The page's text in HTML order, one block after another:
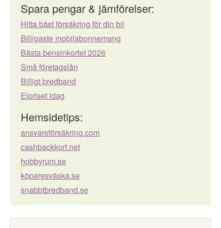
Spara pengar & jämförelser:
Hitta bäst försäkring för din bil
Billigaste mobilabonnemang
Bästa bensinkortet 2026
Små företagslån
Billigt bredband
Elpriset idag
Hemsidetips:
ansvarsförsäkring.com
cashbackkort.net
hobbyrum.se
köparesväska.se
snabbtbredband.se